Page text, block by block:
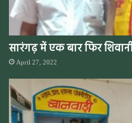
सारंगढ़ में एक बार फिर
April 27, 2022